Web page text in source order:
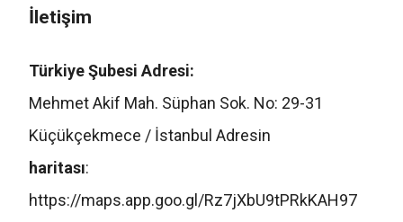
İletişim
Türkiye Şubesi Adresi:
Mehmet Akif Mah. Süphan Sok. No: 29-31
Küçükçekmece / İstanbul Adresin
haritası:
https://maps.app.goo.gl/Rz7jXbU9tPRkKAH97